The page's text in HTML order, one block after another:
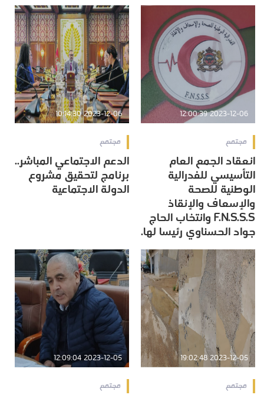
2023-12-06 12:00:39
مجتمع
انعقاد الجمع العام
التأسيسي للفدرالية
الوطنية للصحة
والإسعاف والإنقاذ
F.N.S.S.S وانتخاب الحاج
جواد الحسناوي رئيسا لها.
2023-12-06 10:14:30
مجتمع
الدعم الاجتماعي المباشر..
برنامج لتحقيق مشروع
الدولة الاجتماعية
2023-12-05 19:02:48
مجتمع
2023-12-05 12:09:04
مجتمع